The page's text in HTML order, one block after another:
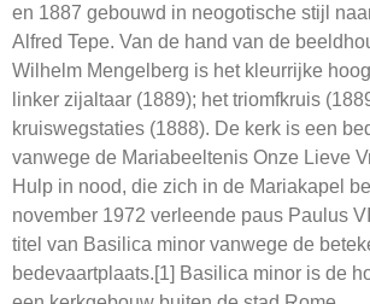
en 1887 gebouwd in neogotische stijl
Alfred Tepe. Van de hand van de
Wilhelm Mengelberg is het kleurrijke
linker zijaltaar (1889); het triomfkruis
kruiswegstaties (1888). De kerk is een
vanwege de Mariabeeltenis Onze Lieve
Hulp in nood, die zich in de Mariakapel
november 1972 verleende paus Paulus
titel van Basilica minor vanwege de
bedevaartplaats.[1] Basilica minor is de